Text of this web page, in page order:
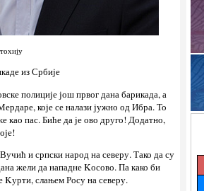
из Србије
полиције још првог дана барикада, а
које се налази јужно од Ибра. То
као пас. Биће да је ово друго! Додатно,
и српски народ на северу. Тако да су
жели да нападне Kосово. Па како би
Kурти, слањем Росу на северу.